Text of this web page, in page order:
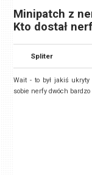
Minipatch z
Kto dostał
Spliter
Wait - to był jakiś ukryty
sobie nerfy dwóch